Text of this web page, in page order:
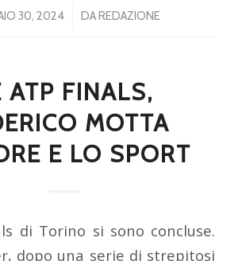
30, 2024
/ DAREDAZIONE
ATP FINALS,
MOTTA
E LO SPORT
di Torino si sono concluse.
dopo una serie di strepitosi